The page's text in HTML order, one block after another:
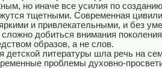
но иначе все усилия по
тщетными. Современная
и привлекательными, и без
добиться внимания
образов, а не слов.
детской литературы шла речь на
проблемы духовно-